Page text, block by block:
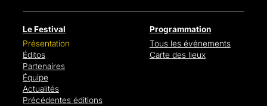
Le Festival
Présentation
Éditos
Partenaires
Équipe
Actualités
Précédentes éditions
Programmation
Tous les événements
Carte des lieux